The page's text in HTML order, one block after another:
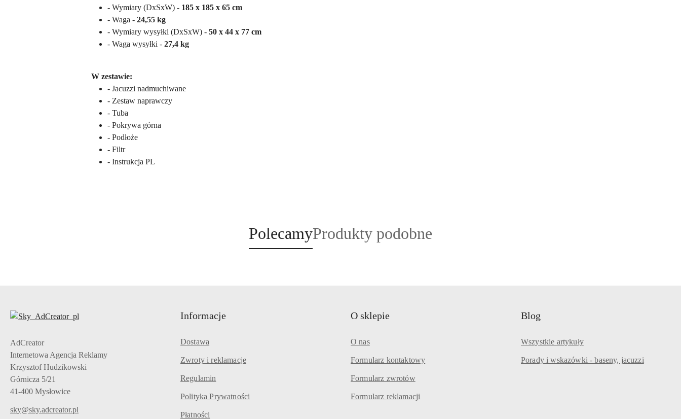
- Wymiary (DxSxW) - 185 x 185 x 65 cm
- Waga - 24,55 kg
- Wymiary wysyłki (DxSxW) - 50 x 44 x 77 cm
- Waga wysyłki - 27,4 kg
W zestawie:
- Jacuzzi nadmuchiwane
- Zestaw naprawczy
- Tuba
- Pokrywa górna
- Podłoże
- Filtr
- Instrukcja PL
Produkty
o
PolecamyProdukty
o
Produkty podobne
AdCreator
Internetowa Agencja Reklamy
Krzysztof Hudzikowski
Górnicza 5/21
41-400 Mysłowice
sky@sky.adcreator.pl
Informacje
Dostawa
Zwroty i reklamacje
Regulamin
Polityka Prywatności
Płatności
O sklepie
O nas
Formularz kontaktowy
Formularz zwrotów
Formularz reklamacji
Blog
Wszystkie artykuły
Porady i wskazówki - baseny, jacuzzi